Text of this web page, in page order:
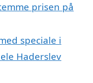
prisen på
speciale i
Haderslev